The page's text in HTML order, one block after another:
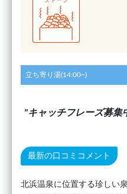
立ち寄り湯(14:00~)
キャッチフレーズ募集
最新の口コミコメント
北浜温泉に位置する珍しい